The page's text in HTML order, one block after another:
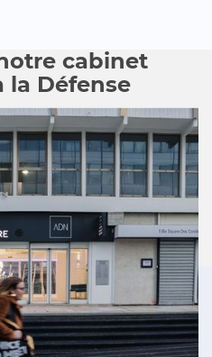
cabinet
la Défense